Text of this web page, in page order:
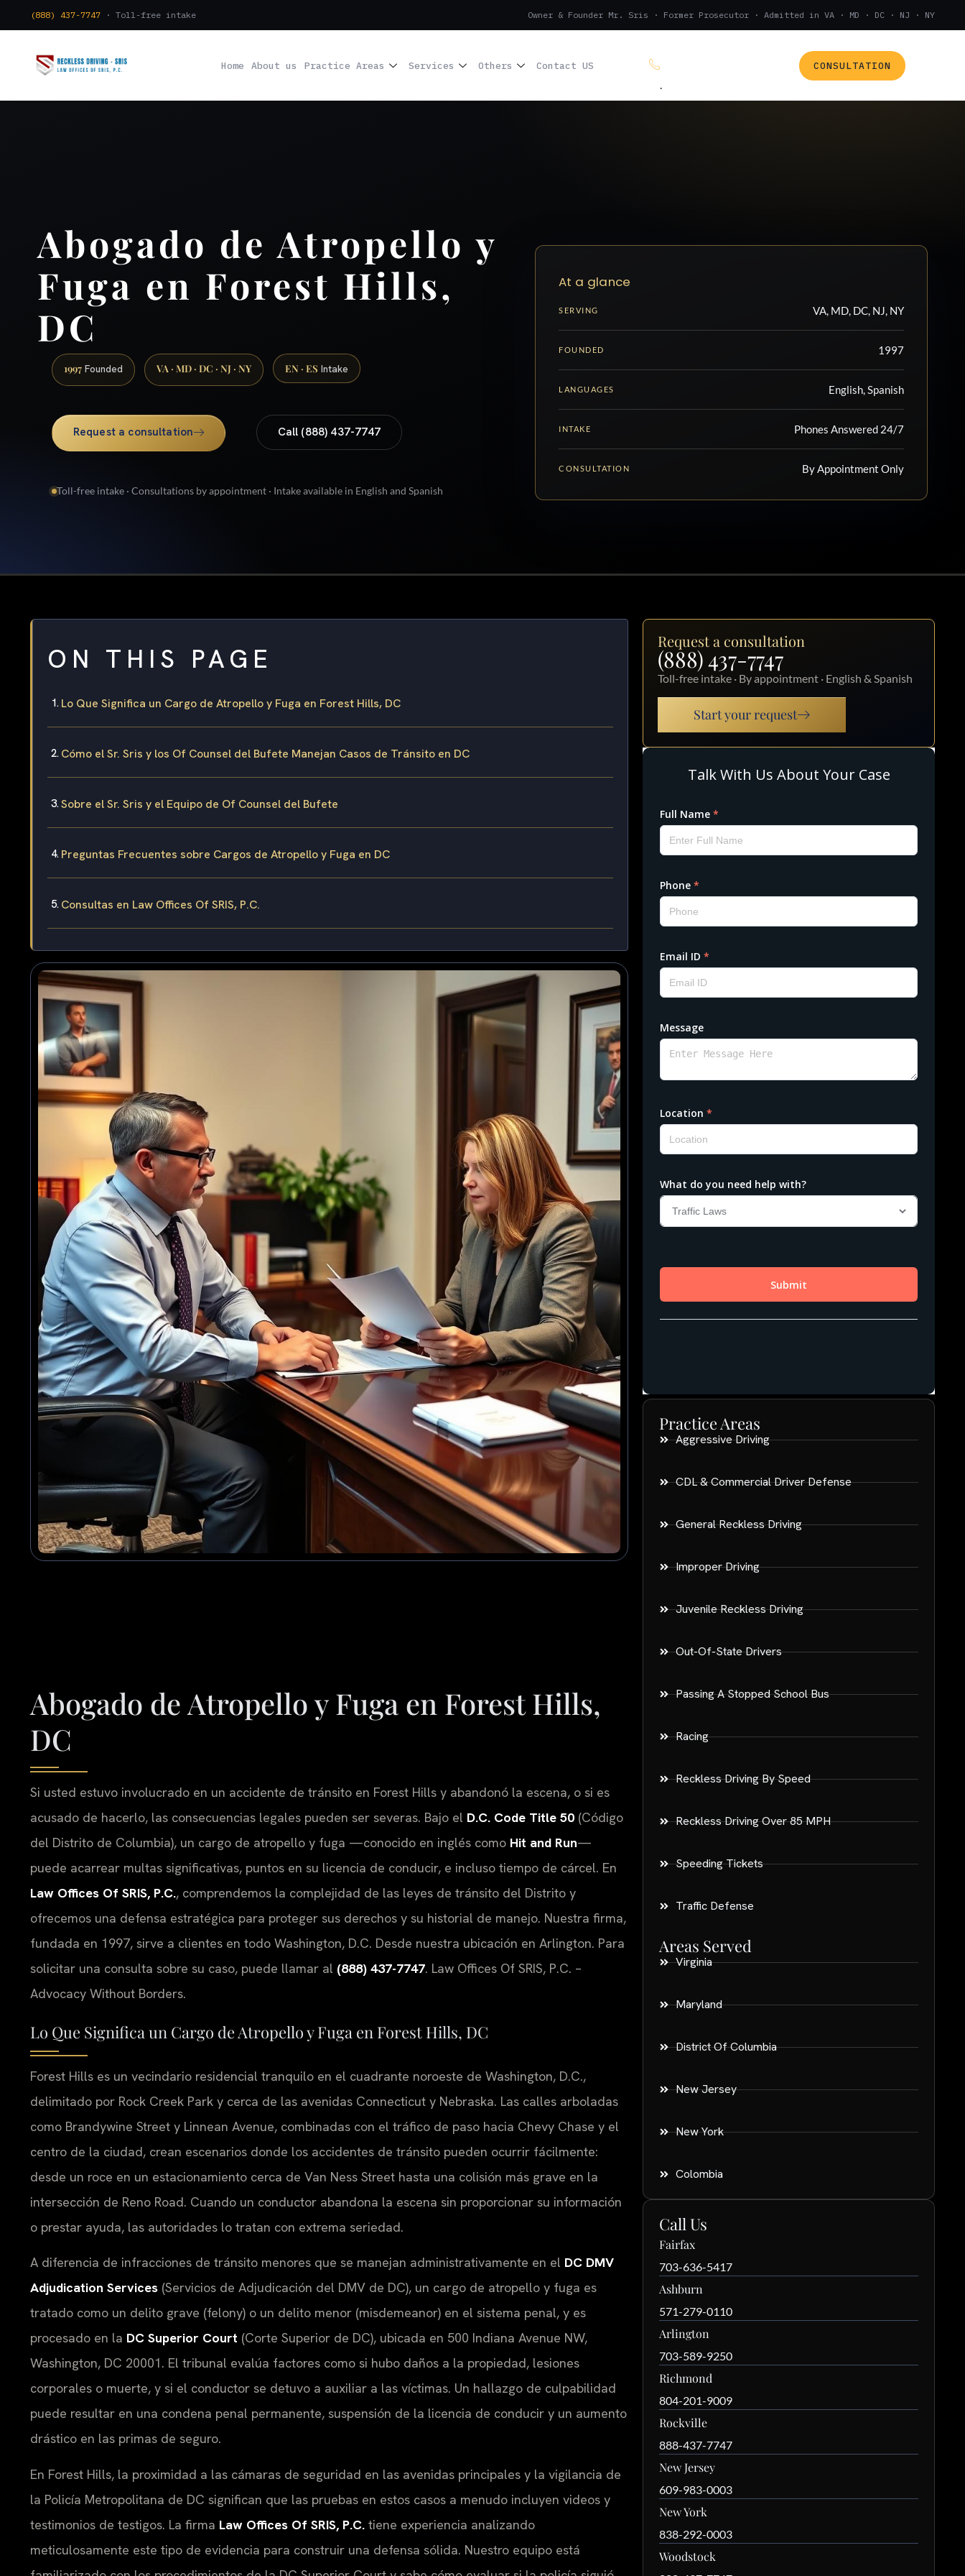
(888) 437-7747 · Toll-free intake Owner & Founder Mr. Sris · Former Prosecutor · Admitted in VA · MD · DC · NJ · NY
Home About us Practice Areas Services Others Contact US (888) 437-7747
.
CONSULTATION
Abogado de Atropello y
Fuga en Forest Hills,
DC
1997 Founded VA · MD · DC · NJ · NY EN · ES Intake
Request a consultation Call (888) 437-7747
Toll-free intake · Consultations by appointment · Intake available in English and Spanish
At a glance
SERVING VA, MD, DC, NJ, NY
FOUNDED 1997
LANGUAGES English, Spanish
INTAKE Phones Answered 24/7
CONSULTATION By Appointment Only
ON THIS PAGE
Lo Que Significa un Cargo de Atropello y Fuga en Forest Hills, DC
Cómo el Sr. Sris y los Of Counsel del Bufete Manejan Casos de Tránsito en DC
Sobre el Sr. Sris y el Equipo de Of Counsel del Bufete
Preguntas Frecuentes sobre Cargos de Atropello y Fuga en DC
Consultas en Law Offices Of SRIS, P.C.
Abogado de Atropello y Fuga en Forest Hills,
DC
Si usted estuvo involucrado en un accidente de tránsito en Forest Hills y abandonó la escena, o si es
acusado de hacerlo, las consecuencias legales pueden ser severas. Bajo el D.C. Code Title 50 (Código
del Distrito de Columbia), un cargo de atropello y fuga —conocido en inglés como Hit and Run—
puede acarrear multas significativas, puntos en su licencia de conducir, e incluso tiempo de cárcel. En
Law Offices Of SRIS, P.C., comprendemos la complejidad de las leyes de tránsito del Distrito y
ofrecemos una defensa estratégica para proteger sus derechos y su historial de manejo. Nuestra firma,
fundada en 1997, sirve a clientes en todo Washington, D.C. Desde nuestra ubicación en Arlington. Para
solicitar una consulta sobre su caso, puede llamar al (888) 437-7747. Law Offices Of SRIS, P.C. –
Advocacy Without Borders.
Lo Que Significa un Cargo de Atropello y Fuga en Forest Hills, DC
Forest Hills es un vecindario residencial tranquilo en el cuadrante noroeste de Washington, D.C.,
delimitado por Rock Creek Park y cerca de las avenidas Connecticut y Nebraska. Las calles arboladas
como Brandywine Street y Linnean Avenue, combinadas con el tráfico de paso hacia Chevy Chase y el
centro de la ciudad, crean escenarios donde los accidentes de tránsito pueden ocurrir fácilmente:
desde un roce en un estacionamiento cerca de Van Ness Street hasta una colisión más grave en la
intersección de Reno Road. Cuando un conductor abandona la escena sin proporcionar su información
o prestar ayuda, las autoridades lo tratan con extrema seriedad.
A diferencia de infracciones de tránsito menores que se manejan administrativamente en el DC DMV
Adjudication Services (Servicios de Adjudicación del DMV de DC), un cargo de atropello y fuga es
tratado como un delito grave (felony) o un delito menor (misdemeanor) en el sistema penal, y es
procesado en la DC Superior Court (Corte Superior de DC), ubicada en 500 Indiana Avenue NW,
Washington, DC 20001. El tribunal evalúa factores como si hubo daños a la propiedad, lesiones
corporales o muerte, y si el conductor se detuvo a auxiliar a las víctimas. Un hallazgo de culpabilidad
puede resultar en una condena penal permanente, suspensión de la licencia de conducir y un aumento
drástico en las primas de seguro.
En Forest Hills, la proximidad a las cámaras de seguridad en las avenidas principales y la vigilancia de
la Policía Metropolitana de DC significan que las pruebas en estos casos a menudo incluyen videos y
testimonios de testigos. La firma Law Offices Of SRIS, P.C. tiene experiencia analizando
meticulosamente este tipo de evidencia para construir una defensa sólida. Nuestro equipo está
Request a consultation
(888) 437-7747
Toll-free intake · By appointment · English & Spanish
Start your request
Practice Areas
Aggressive Driving
CDL & Commercial Driver Defense
General Reckless Driving
Improper Driving
Juvenile Reckless Driving
Out-Of-State Drivers
Passing A Stopped School Bus
Racing
Reckless Driving By Speed
Reckless Driving Over 85 MPH
Speeding Tickets
Traffic Defense
Areas Served
Virginia
Maryland
District Of Columbia
New Jersey
New York
Colombia
Call Us
Fairfax
703-636-5417
Ashburn
571-279-0110
Arlington
703-589-9250
Richmond
804-201-9009
Rockville
888-437-7747
New Jersey
609-983-0003
New York
838-292-0003
Woodstock